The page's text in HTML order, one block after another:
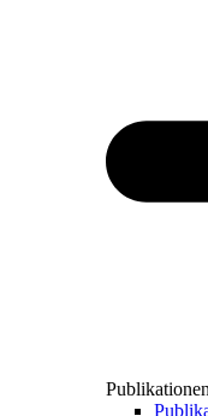
Publikationen